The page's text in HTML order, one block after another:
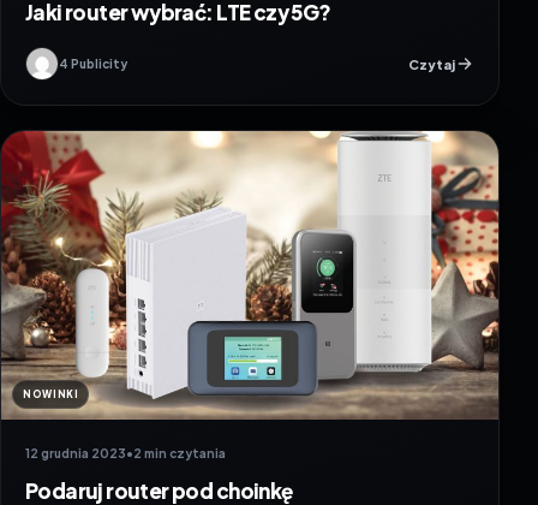
Jaki router wybrać: LTE czy 5G?
4 Publicity Czytaj
NOWINKI
12 grudnia 2023•2 min czytania
Podaruj router pod choinkę